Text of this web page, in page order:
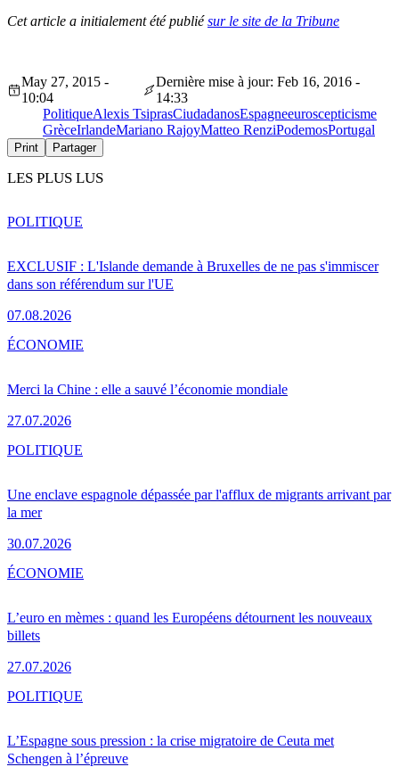
Cet article a initialement été publiésur le site de la Tribune
May 27, 2015 -
10:04
Dernière mise à jour: Feb 16, 2016 -
14:33
PolitiqueAlexis TsiprasCiudadanosEspagneeuroscepticisme
GrèceIrlandeMariano RajoyMatteo RenziPodemosPortugal
Print Partager
LES PLUS LUS
EXCLUSIF : L'Islande demande à Bruxelles de ne pas s'immiscer
dans son référendum sur l'UE
07.08.2026
POLITIQUE
Merci la Chine : elle a sauvé l’économie mondiale
27.07.2026
ÉCONOMIE
Une enclave espagnole dépassée par l'afflux de migrants arrivant par
la mer
30.07.2026
POLITIQUE
L’euro en mèmes : quand les Européens détournent les nouveaux
billets
27.07.2026
ÉCONOMIE
L’Espagne sous pression : la crise migratoire de Ceuta met
Schengen à l’épreuve
POLITIQUE